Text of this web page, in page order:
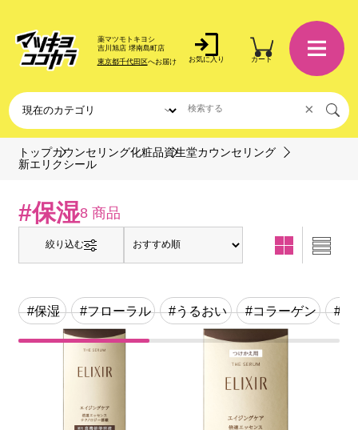
薬マツモトキヨシ
吉川旭店 堺南島町店
東京都千代田区へお届け お気に入り カート
×
トップカウンセリング化粧品資生堂カウンセリング
新エリクシール
#保湿8 商品
絞り込む
#保湿 #フローラル #うるおい #コラーゲン #心